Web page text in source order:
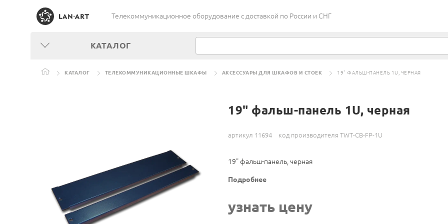
Телекоммуникационное оборудование c доставкой по России и СНГ
КАТАЛОГ
КАТАЛОГ ТЕЛЕКОММУНИКАЦИОННЫЕ ШКАФЫ АКСЕССУАРЫ ДЛЯ ШКАФОВ И СТОЕК 19" ФАЛЬШ-ПАНЕЛЬ 1U, ЧЕРНАЯ
19" фальш-панель 1U, черная
артикул 11694 код производителя TWT-CB-FP-1U
19" фальш-панель, черная
Подробнее
узнать цену